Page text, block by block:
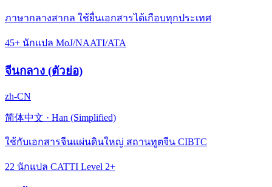
ภาษากลางสากล ใช้ยื่นเอกสารได้เกือบทุกประเทศ
45+ นักแปล MoJ/NAATI/ATA
จีนกลาง (ตัวย่อ)
zh-CN
简体中文 · Han (Simplified)
ใช้กับเอกสารจีนแผ่นดินใหญ่ สถานทูตจีน CIBTC
22 นักแปล CATTI Level 2+